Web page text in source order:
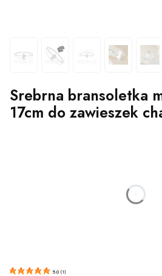
Srebrna bransoletka
17cm do zawieszek
godzin
5.0 (1 )